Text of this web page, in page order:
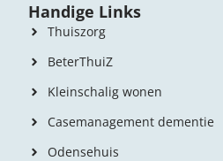
Handige Links
Thuiszorg
BeterThuiZ
Kleinschalig wonen
Casemanagement dementie
Odensehuis